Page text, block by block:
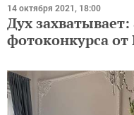
14 октября 2021, 18:00
Дух
фотоконкурса